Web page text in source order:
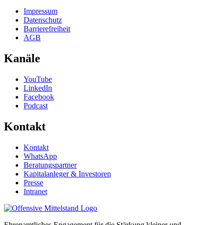
Impressum
Datenschutz
Barrierefreiheit
AGB
Kanäle
YouTube
LinkedIn
Facebook
Podcast
Kontakt
Kontakt
WhatsApp
Beratungspartner
Kapitalanleger & Investoren
Presse
Intranet